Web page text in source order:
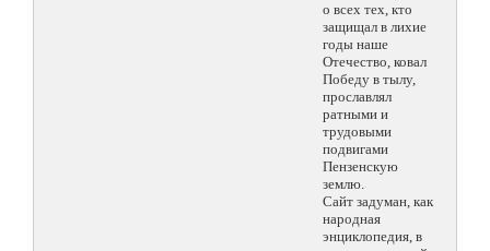
о всех тех, кто
защищал в лихие
годы наше
Отечество, ковал
Победу в тылу,
прославлял
ратными и
трудовыми
подвигами
Пензенскую
землю.
Сайт задуман, как
народная
энциклопедия, в